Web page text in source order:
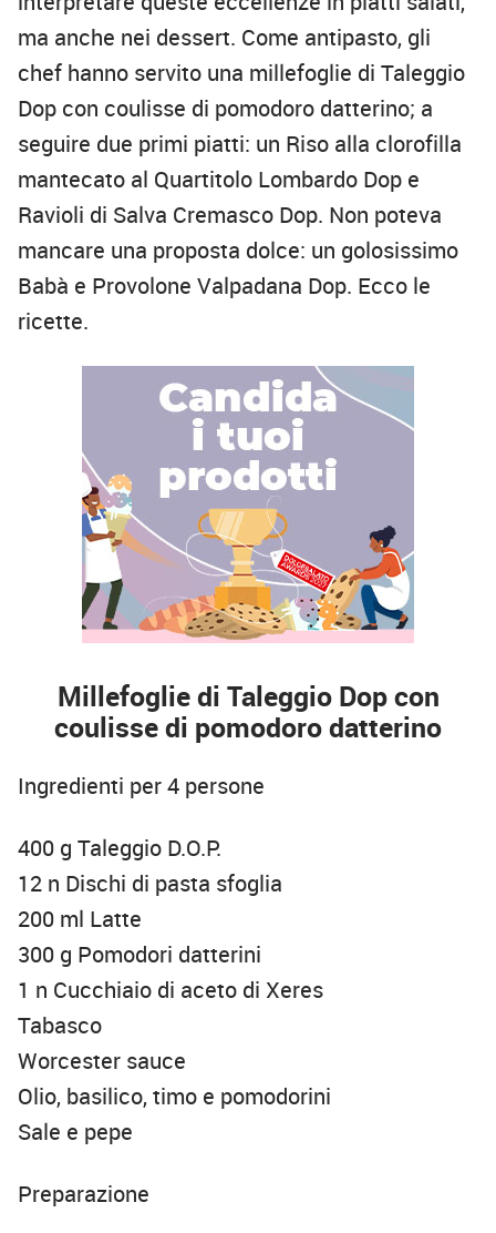
ma anche nei dessert. Come antipasto, gli
chef hanno servito una millefoglie di Taleggio
Dop con coulisse di pomodoro datterino; a
seguire due primi piatti: un Riso alla clorofilla
mantecato al Quartitolo Lombardo Dop e
Ravioli di Salva Cremasco Dop. Non poteva
mancare una proposta dolce: un golosissimo
Babà e Provolone Valpadana Dop. Ecco le
ricette.
Millefoglie di Taleggio Dop con
coulisse di pomodoro datterino
Ingredienti per 4 persone
400 g Taleggio D.O.P.
12 n Dischi di pasta sfoglia
200 ml Latte
300 g Pomodori datterini
1 n Cucchiaio di aceto di Xeres
Tabasco
Worcester sauce
Olio, basilico, timo e pomodorini
Sale e pepe
Preparazione